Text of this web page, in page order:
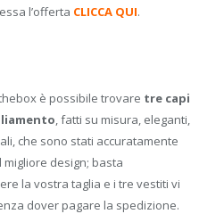
l’offerta CLICCA QUI.
è possibile trovare tre capi
, fatti su misura, eleganti,
che sono stati accuratamente
design; basta
la vostra taglia e i tre vestiti vi
dover pagare la spedizione.